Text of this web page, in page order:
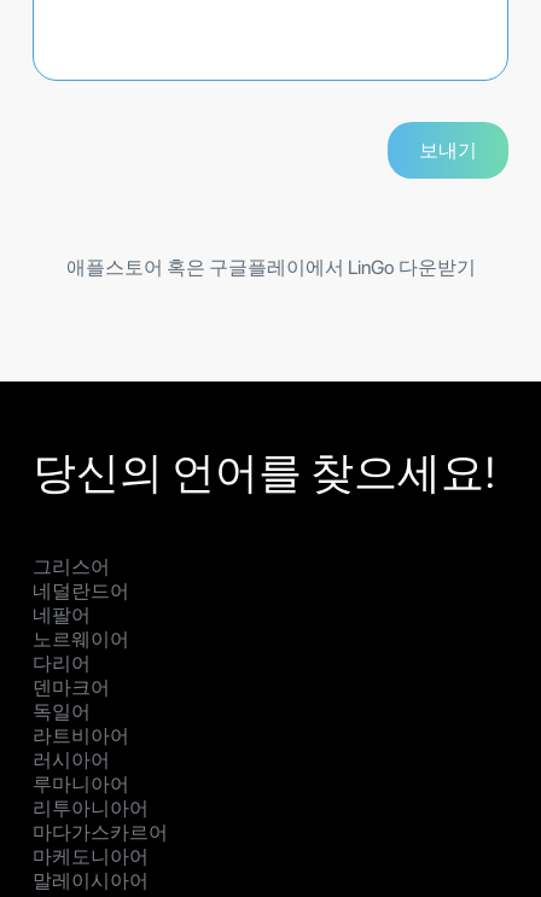
애플스토어 혹은 구글플레이에서 LinGo 다운받기
당신의 언어를 찾으세요!
그리스어
네덜란드어
네팔어
노르웨이어
다리어
덴마크어
독일어
라트비아어
러시아어
루마니아어
리투아니아어
마다가스카르어
마케도니아어
말레이시아어